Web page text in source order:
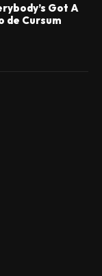
Got A
de Cursum